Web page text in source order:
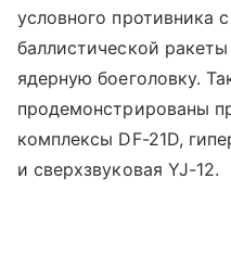
условного противника
баллистической
ядерную боеголовку.
продемонстрированы
комплексы DF-21D,
и сверхзвуковая YJ-12.